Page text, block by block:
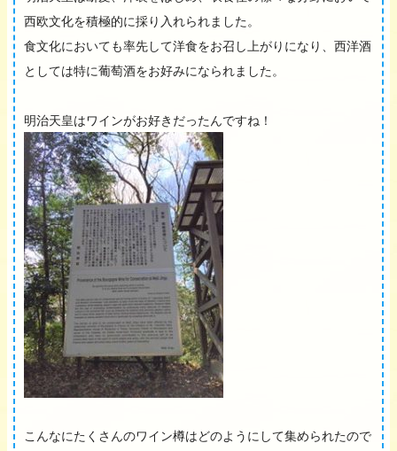
西欧文化を積極的に採り入れられました。
食文化においても率先して洋食をお召し上がりになり、西洋酒
としては特に葡萄酒をお好みになられました。
明治天皇はワインがお好きだったんですね！
こんなにたくさんのワイン樽はどのようにして集められたので